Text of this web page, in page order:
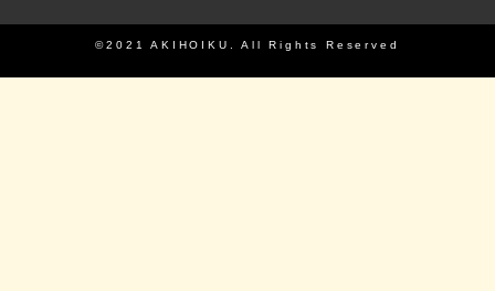
©2021 AKIHOIKU. All Rights Reserved